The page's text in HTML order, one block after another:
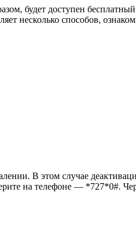
будет доступен
несколько способов,
В этом случае
на телефоне — *727*0#.